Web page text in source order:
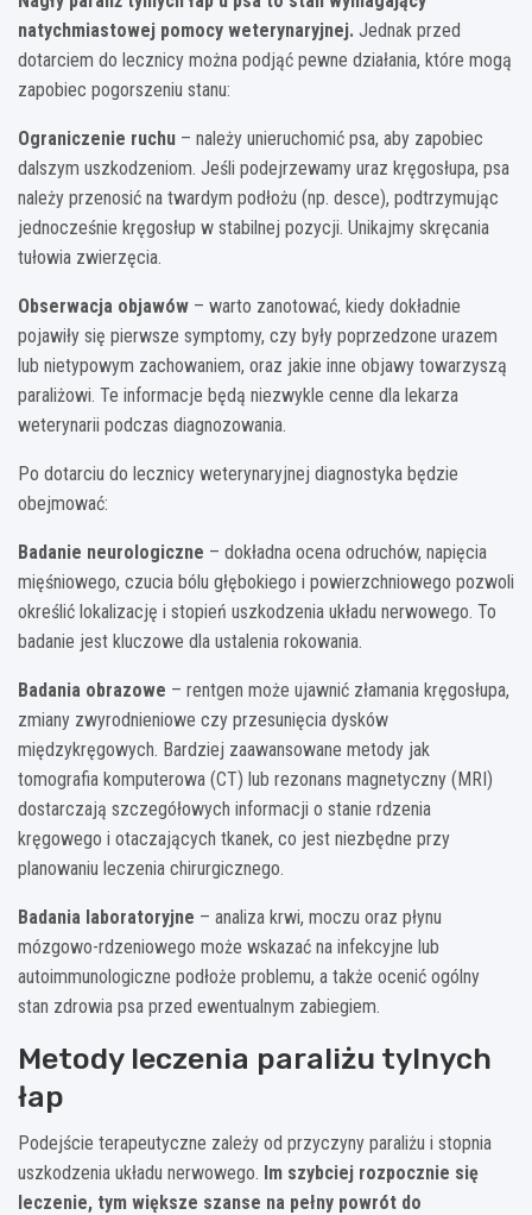
natychmiastowej pomocy weterynaryjnej. Jednak przed
dotarciem do lecznicy można podjąć pewne działania, które mogą
zapobiec pogorszeniu stanu:
Ograniczenie ruchu – należy unieruchomić psa, aby zapobiec
dalszym uszkodzeniom. Jeśli podejrzewamy uraz kręgosłupa, psa
należy przenosić na twardym podłożu (np. desce), podtrzymując
jednocześnie kręgosłup w stabilnej pozycji. Unikajmy skręcania
tułowia zwierzęcia.
Obserwacja objawów – warto zanotować, kiedy dokładnie
pojawiły się pierwsze symptomy, czy były poprzedzone urazem
lub nietypowym zachowaniem, oraz jakie inne objawy towarzyszą
paraliżowi. Te informacje będą niezwykle cenne dla lekarza
weterynarii podczas diagnozowania.
Po dotarciu do lecznicy weterynaryjnej diagnostyka będzie
obejmować:
Badanie neurologiczne – dokładna ocena odruchów, napięcia
mięśniowego, czucia bólu głębokiego i powierzchniowego pozwoli
określić lokalizację i stopień uszkodzenia układu nerwowego. To
badanie jest kluczowe dla ustalenia rokowania.
Badania obrazowe – rentgen może ujawnić złamania kręgosłupa,
zmiany zwyrodnieniowe czy przesunięcia dysków
międzykręgowych. Bardziej zaawansowane metody jak
tomografia komputerowa (CT) lub rezonans magnetyczny (MRI)
dostarczają szczegółowych informacji o stanie rdzenia
kręgowego i otaczających tkanek, co jest niezbędne przy
planowaniu leczenia chirurgicznego.
Badania laboratoryjne – analiza krwi, moczu oraz płynu
mózgowo-rdzeniowego może wskazać na infekcyjne lub
autoimmunologiczne podłoże problemu, a także ocenić ogólny
stan zdrowia psa przed ewentualnym zabiegiem.
Metody leczenia paraliżu tylnych
łap
Podejście terapeutyczne zależy od przyczyny paraliżu i stopnia
uszkodzenia układu nerwowego. Im szybciej rozpocznie się
leczenie, tym większe szanse na pełny powrót do